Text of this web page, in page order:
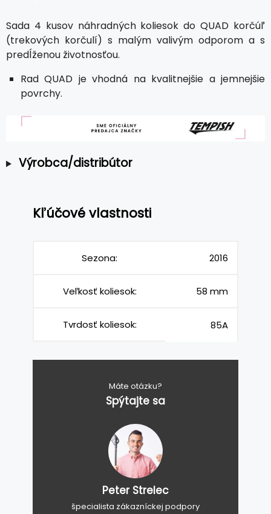
Sada 4 kusov náhradných koliesok do QUAD korčúľ
(trekových korčulí) s malým valivým odporom a s
predĺženou životnosťou.
Rad QUAD je vhodná na kvalitnejšie a jemnejšie
povrchy.
Výrobca/distribútor
Kľúčové vlastnosti
Sezona: 2016
Veľkosť koliesok: 58 mm
Tvrdosť koliesok: 85A
Máte otázku?
Spýtajte sa
Peter Strelec
špecialista zákazníckej podpory